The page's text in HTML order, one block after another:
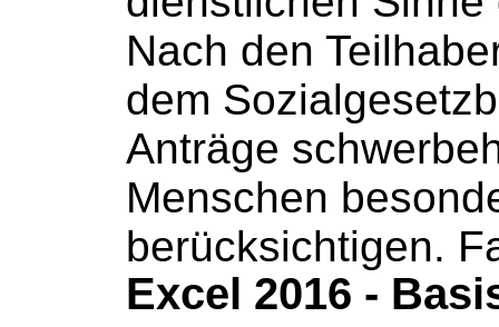
Nach den
dem
Anträge
Menschen
berücksichtigen.
Excel 2016 -